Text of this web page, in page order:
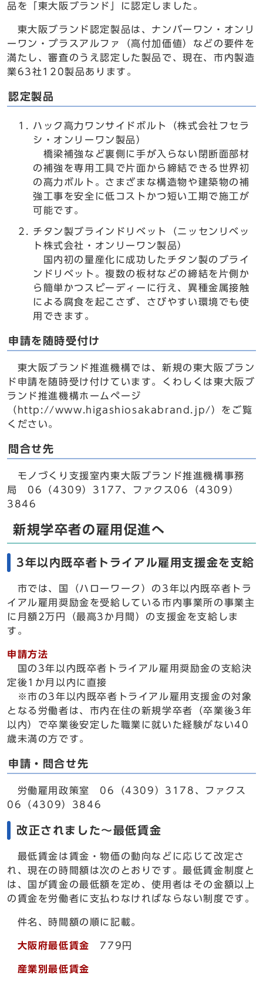
品を「東大阪ブランド」に認定しました。
東大阪ブランド認定製品は、ナンバーワン・オンリ
ーワン・プラスアルファ（高付加価値）などの要件を
満たし、審査のうえ認定した製品で、現在、市内製造
業63社120製品あります。
認定製品
ハック高力ワンサイドボルト（株式会社フセラ
シ・オンリーワン製品）
橋梁補強など裏側に手が入らない閉断面部材
の補強を専用工具で片面から締結できる世界初
の高力ボルト。さまざまな構造物や建築物の補
強工事を安全に低コストかつ短い工期で施工が
可能です。
チタン製ブラインドリベット（ニッセンリベッ
ト株式会社・オンリーワン製品）
国内初の量産化に成功したチタン製のブライ
ンドリベット。複数の板材などの締結を片側か
ら簡単かつスピーディーに行え、異種金属接触
による腐食を起こさず、さびやすい環境でも使
用できます。
申請を随時受付け
東大阪ブランド推進機構では、新規の東大阪ブラン
ド申請を随時受け付けています。くわしくは東大阪ブ
ランド推進機構ホームページ
（http://www.higashiosakabrand.jp/）をご覧
ください。
問合せ先
モノづくり支援室内東大阪ブランド推進機構事務
局 06（4309）3177、ファクス06（4309）
3846
新規学卒者の雇用促進へ
3年以内既卒者トライアル雇用支援金を支給
市では、国（ハローワーク）の3年以内既卒者トラ
イアル雇用奨励金を受給している市内事業所の事業主
に月額2万円（最高3か月間）の支援金を支給しま
す。
申請方法
国の3年以内既卒者トライアル雇用奨励金の支給決
定後1か月以内に直接
※市の3年以内既卒者トライアル雇用支援金の対象
となる労働者は、市内在住の新規学卒者（卒業後3年
以内）で卒業後安定した職業に就いた経験がない40
歳未満の方です。
申請・問合せ先
労働雇用政策室 06（4309）3178、ファクス
06（4309）3846
改正されました～最低賃金
最低賃金は賃金・物価の動向などに応じて改定さ
れ、現在の時間額は次のとおりです。最低賃金制度と
は、国が賃金の最低額を定め、使用者はその金額以上
の賃金を労働者に支払わなければならない制度です。
件名、時間額の順に記載。
大阪府最低賃金 779円
産業別最低賃金